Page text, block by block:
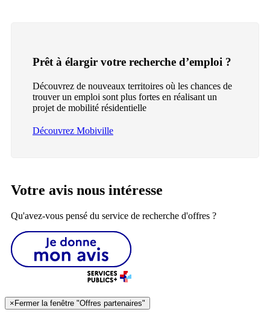
Prêt à élargir votre recherche d’emploi ?
Découvrez de nouveaux territoires où les chances de
trouver un emploi sont plus fortes en réalisant un
projet de mobilité résidentielle
Découvrez Mobiville
Votre avis nous intéresse
Qu'avez-vous pensé du service de recherche d'offres ?
× Fermer la fenêtre "Offres partenaires"